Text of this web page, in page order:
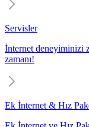
Servisler
İnternet deneyiminizi
zamanı!
Ek İnternet & Hız